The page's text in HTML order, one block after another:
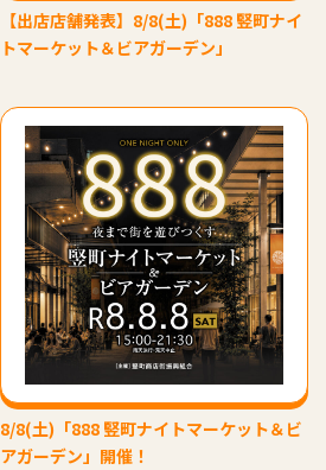
【出店店舗発表】8/8(土)「888 竪町ナイ
トマーケット＆ビアガーデン」
8/8(土)「888 竪町ナイトマーケット＆ビ
アガーデン」開催！